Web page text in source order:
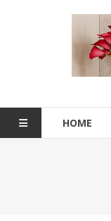
HOME